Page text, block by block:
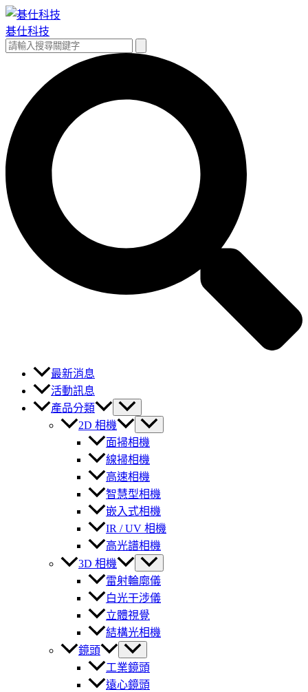
跳
至
主
碁仕科技
搜
最新消息
活動訊息
產品分類
2D 相機
面掃相機
線掃相機
高速相機
智慧型相機
嵌入式相機
IR / UV 相機
高光譜相機
3D 相機
雷射輪廓儀
白光干涉儀
立體視覺
結構光相機
鏡頭
工業鏡頭
遠心鏡頭